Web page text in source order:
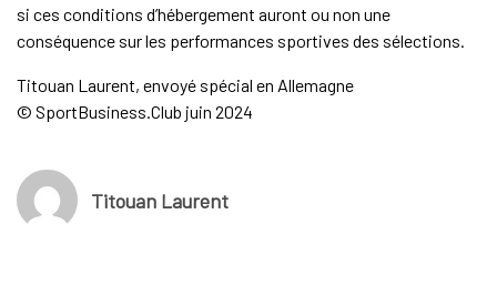
si ces conditions d’hébergement auront ou non une
conséquence sur les performances sportives des sélections.
Titouan Laurent, envoyé spécial en Allemagne
© SportBusiness.Club juin 2024
Titouan Laurent